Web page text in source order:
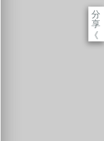
分
享
《